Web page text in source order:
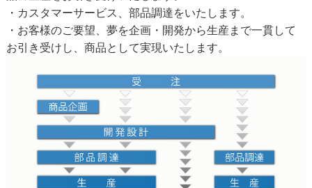
・カスタマーサービス、部品調達をいたします。
・お客様のご要望、夢を企画・開発から生産まで一貫して
お引き受けし、商品として実現いたします。